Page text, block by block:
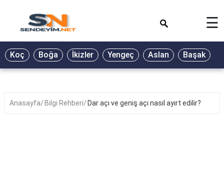
BİYOGRAFİ
GALERİ
☰
Koç Boğa İkizler Yengeç Aslan Başak
Anasayfa Bilgi Rehberi Dar açı ve geniş açı nasıl ayırt edilir?